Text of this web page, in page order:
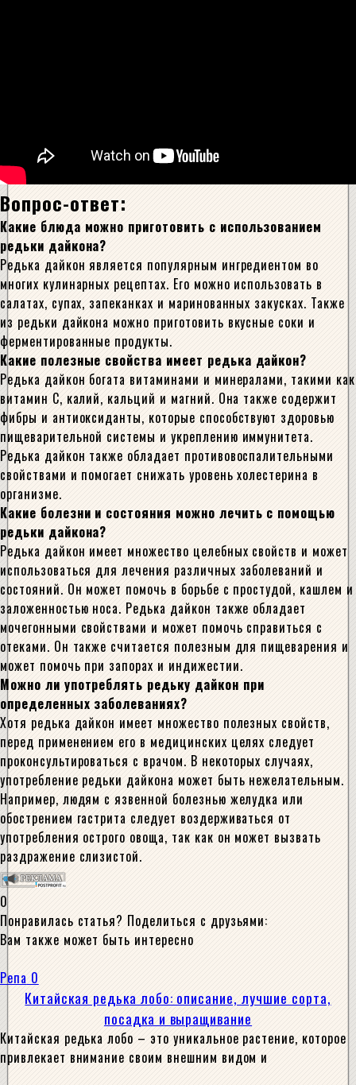
Вопрос-ответ:
Какие блюда можно приготовить с использованием
редьки дайкона?
Редька дайкон является популярным ингредиентом во
многих кулинарных рецептах. Его можно использовать в
салатах, супах, запеканках и маринованных закусках. Также
из редьки дайкона можно приготовить вкусные соки и
ферментированные продукты.
Какие полезные свойства имеет редька дайкон?
Редька дайкон богата витаминами и минералами, такими как
витамин С, калий, кальций и магний. Она также содержит
фибры и антиоксиданты, которые способствуют здоровью
пищеварительной системы и укреплению иммунитета.
Редька дайкон также обладает противовоспалительными
свойствами и помогает снижать уровень холестерина в
организме.
Какие болезни и состояния можно лечить с помощью
редьки дайкона?
Редька дайкон имеет множество целебных свойств и может
использоваться для лечения различных заболеваний и
состояний. Он может помочь в борьбе с простудой, кашлем и
заложенностью носа. Редька дайкон также обладает
мочегонными свойствами и может помочь справиться с
отеками. Он также считается полезным для пищеварения и
может помочь при запорах и индижестии.
Можно ли употреблять редьку дайкон при
определенных заболеваниях?
Хотя редька дайкон имеет множество полезных свойств,
перед применением его в медицинских целях следует
проконсультироваться с врачом. В некоторых случаях,
употребление редьки дайкона может быть нежелательным.
Например, людям с язвенной болезнью желудка или
обострением гастрита следует воздерживаться от
употребления острого овоща, так как он может вызвать
раздражение слизистой.
0
Понравилась статья? Поделиться с друзьями:
Вам также может быть интересно
Репа 0
Китайская редька лобо: описание, лучшие сорта,
посадка и выращивание
Китайская редька лобо – это уникальное растение, которое
привлекает внимание своим внешним видом и